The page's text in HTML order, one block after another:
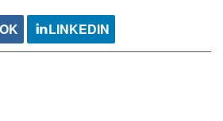
LINKEDIN